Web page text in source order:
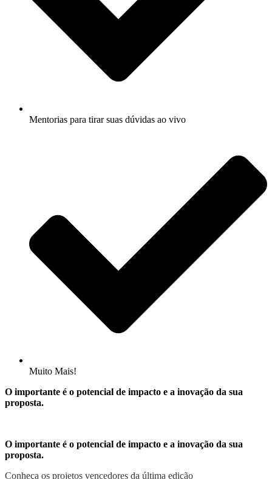
Mentorias para tirar suas dúvidas ao vivo
Muito Mais!
O importante é o potencial de impacto e a inovação da sua
proposta.
O importante é o potencial de impacto e a inovação da sua
proposta.
Conheça os projetos vencedores da última edição